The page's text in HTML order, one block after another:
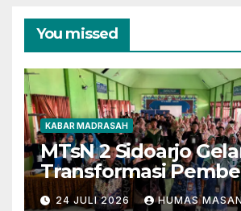
You missed
KABAR MADRASAH
MTsN 2 Sidoarjo
Transformasi
Berbasis AI dan
24 JULI 2026 HUMAS